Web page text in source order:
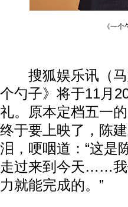
《一
搜狐娱乐讯（马
个勺子》将于11月
礼。原本定档五一
终于要上映了，陈
泪，哽咽道：“这
走过来到今天……我
力就能完成的。”